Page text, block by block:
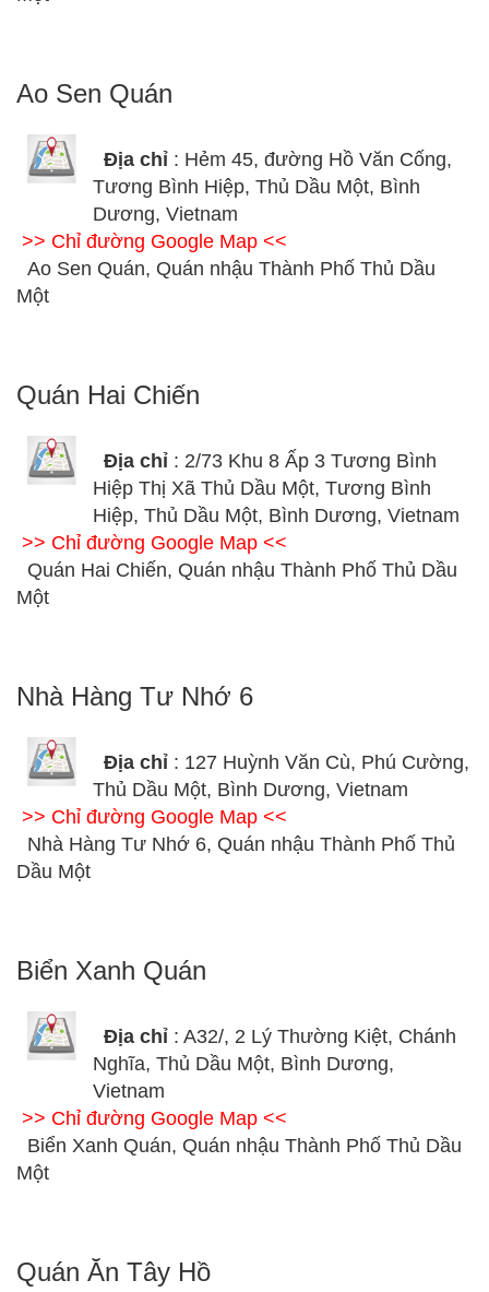
Ao Sen Quán
Địa chỉ : Hẻm 45, đường Hồ Văn Cống,
Tương Bình Hiệp, Thủ Dầu Một, Bình
Dương, Vietnam
>> Chỉ đường Google Map <<
Ao Sen Quán, Quán nhậu Thành Phố Thủ Dầu
Một
Quán Hai Chiến
Địa chỉ : 2/73 Khu 8 Ấp 3 Tương Bình
Hiệp Thị Xã Thủ Dầu Một, Tương Bình
Hiệp, Thủ Dầu Một, Bình Dương, Vietnam
>> Chỉ đường Google Map <<
Quán Hai Chiến, Quán nhậu Thành Phố Thủ Dầu
Một
Nhà Hàng Tư Nhớ 6
Địa chỉ : 127 Huỳnh Văn Cù, Phú Cường,
Thủ Dầu Một, Bình Dương, Vietnam
>> Chỉ đường Google Map <<
Nhà Hàng Tư Nhớ 6, Quán nhậu Thành Phố Thủ
Dầu Một
Biển Xanh Quán
Địa chỉ : A32/, 2 Lý Thường Kiệt, Chánh
Nghĩa, Thủ Dầu Một, Bình Dương,
Vietnam
>> Chỉ đường Google Map <<
Biển Xanh Quán, Quán nhậu Thành Phố Thủ Dầu
Một
Quán Ăn Tây Hồ